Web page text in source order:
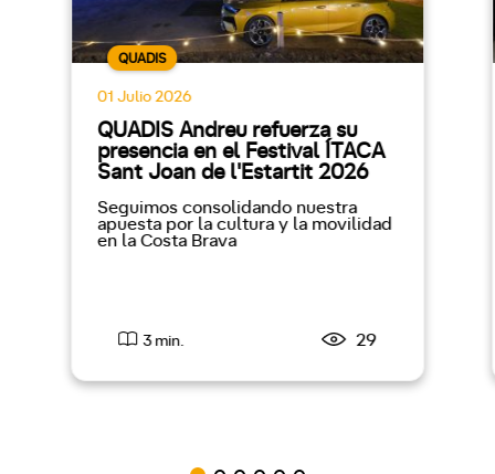
QUADIS
01 Julio 2026
QUADIS Andreu refuerza su
presencia en el Festival ÍTACA
Sant Joan de l'Estartit 2026
Seguimos consolidando nuestra
apuesta por la cultura y la movilidad
en la Costa Brava
3 min. 29